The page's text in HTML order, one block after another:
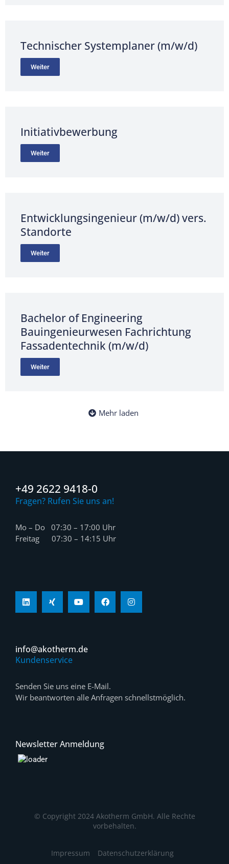
Technischer Systemplaner (m/w/d)
Weiter
Initiativbewerbung
Weiter
Entwicklungsingenieur (m/w/d) vers.
Standorte
Weiter
Bachelor of Engineering
Bauingenieurwesen Fachrichtung
Fassadentechnik (m/w/d)
Weiter
Mehr laden
+49 2622 9418-0
Fragen? Rufen Sie uns an!
Mo – Do 07:30 – 17:00 Uhr
Freitag 07:30 – 14:15 Uhr
info@akotherm.de
Kundenservice
Senden Sie uns eine E-Mail.
Wir beantworten alle Anfragen schnellstmöglich.
Newsletter Anmeldung
© Copyright 2024 Akotherm GmbH. Alle Rechte
vorbehalten.
Impressum
Datenschutzerklärung